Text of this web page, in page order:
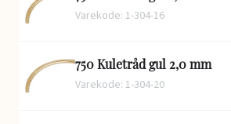
Varekode: 1-304-16
750 Kuletråd gul 2,0 mm
Varekode: 1-304-20